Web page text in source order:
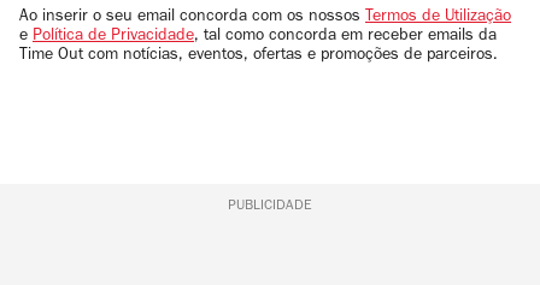
email
Ao inserir o seu email concorda com os nossos Termos de Utilização
e Política de Privacidade, tal como concorda em receber emails da
Time Out com notícias, eventos, ofertas e promoções de parceiros.
PUBLICIDADE